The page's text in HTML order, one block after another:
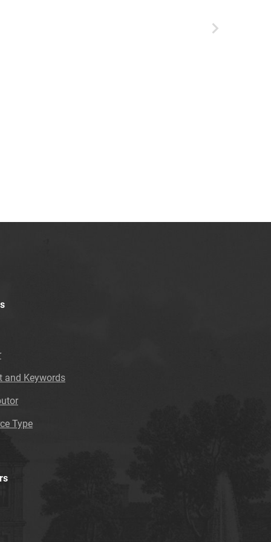
Tarnowskie Azoty : tygodnik Zakładów
Azotowych im. Feliksa Dzierżyńskiego w
Tarnowie. 1984, nr 14
Azotowych im. Feliksa Dzierżyńskiego w
and Keywords
Type